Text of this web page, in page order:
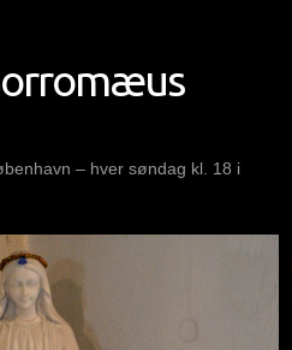
– hver søndag kl. 18 i